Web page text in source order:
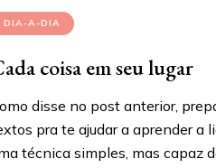
DIA-A-DIA
coisa em seu lugar
disse no post anterior,
pra te ajudar a aprender a
técnica simples, mas capaz